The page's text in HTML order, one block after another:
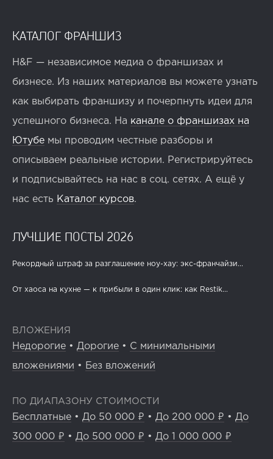
КАТАЛОГ ФРАНШИЗ
H&F — независимое медиа о франшизах и
бизнесе. Из наших материалов вы можете узнать
как выбирать франшизу и почерпнуть идеи для
успешного бизнеса. На канале о франшизах на
Ютубе мы проводим честные разборы и
описываем реальные истории. Регистрируйтесь
и подписывайтесь на нас в соц. сетях. А ещё у
нас есть Каталог курсов.
ЛУЧШИЕ ПОСТЫ 2026
Рекордный штраф за разглашение ноу-хау: экс-франчайзи...
От хаоса на кухне — к прибыли в один клик: как Restik...
ВЛОЖЕНИЯ
Недорогие • Дорогие • С минимальными
вложениями • Без вложений
ПО ДИАПАЗОНУ СТОИМОСТИ
Бесплатные • До 50 000 ₽ • До 200 000 ₽ • До
300 000 ₽ • До 500 000 ₽ • До 1 000 000 ₽